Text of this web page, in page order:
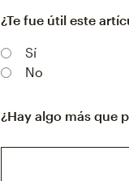
¿Te fue útil este
Sí
No
¿Hay algo más que